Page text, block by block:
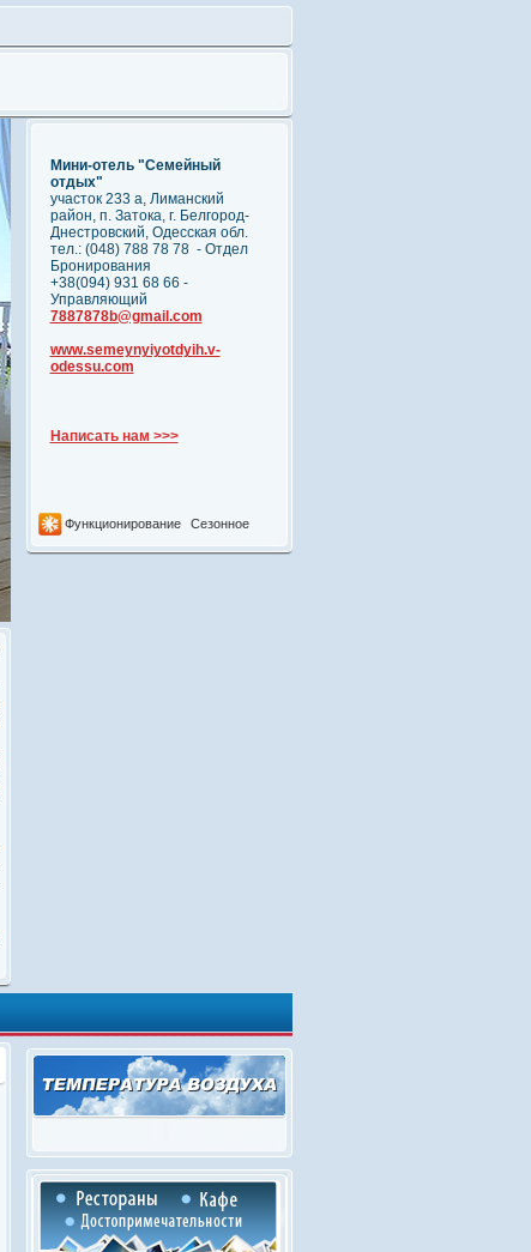
Мини-отель "Семейный
отдых"
участок 233 а, Лиманский
район, п. Затока, г. Белгород-
Днестровский, Одесская обл.
тел.: (048) 788 78 78 - Отдел
Бронирования
+38(094) 931 68 66 -
Управляющий
7887878b@gmail.com
www.semeynyiyotdyih.v-
odessu.com
Написать нам >>>
Функционирование Сезонное